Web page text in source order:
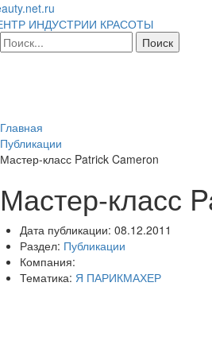
ИНДУСТРИИ КРАСОТЫ
Главная
Публикации
Мастер-класс Patrick Cameron
Мастер-класс
Дата публикации: 08.12.2011
Раздел: Публикации
Компания:
Тематика: Я ПАРИКМАХЕР